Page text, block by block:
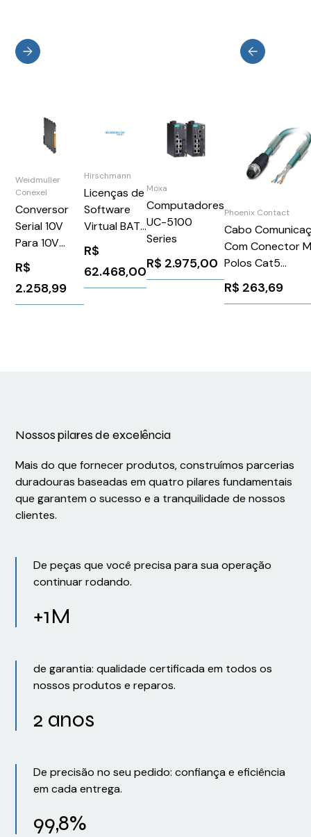
Weidmuller
Conexel
Conversor
Serial 10V
Para 10V
ACT20M-
BAI-AO-S
Weidmuller
Conexel
R$
2.258,99
Hirschmann
Licenças de
Software
Virtual BAT
Controller
BAT
Controller
Virtual
R$
62.468,00
Moxa
Computadores
UC-5100
Series
R$ 2.975,00
Phoenix Contact
Cabo
Com Conector
Polos Cat5
Phoenix Contact
R$ 263,69
Nossos pilares de excelência
Mais do que fornecer produtos, construímos parcerias
duradouras baseadas em quatro pilares fundamentais
que garantem o sucesso e a tranquilidade de nossos
clientes.
De peças que você precisa para sua operação
continuar rodando.
+1M
de garantia: qualidade certificada em todos os
nossos produtos e reparos.
2 anos
De precisão no seu pedido: confiança e eficiência
em cada entrega.
99,8%